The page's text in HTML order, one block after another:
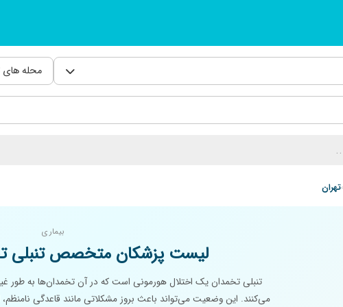
محله های
تهران
بیماری
لیست پزشکان متخصص تنبلی
تنبلی تخمدان یک اختلال هورمونی است که در آن تخمدان‌ها به طور
می‌کنند. این وضعیت می‌تواند باعث بروز مشکلاتی مانند قاعدگی